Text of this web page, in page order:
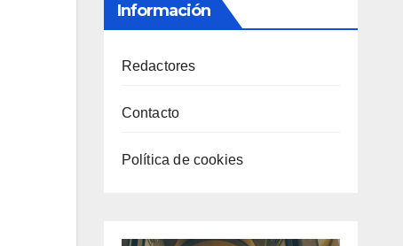
Información
Redactores
Contacto
Política de cookies